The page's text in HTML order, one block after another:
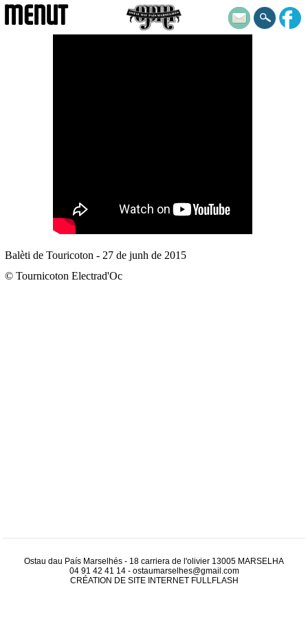
MENUT
Balèti de Touricoton - 27 de junh de 2015
© Tournicoton Electrad'Oc
Ostau dau País Marselhés - 18 carriera de l'olivier 13005 MARSELHA
04 91 42 41 14- ostaumarselhes@gmail.com
CRÉATION DE SITE INTERNET FULLFLASH